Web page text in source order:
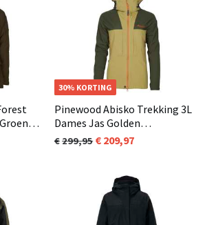
NIEUW
30% KORTING
Pinewood Abisko Trekking 3L
Dames Jas Golden
Hay/Mosgreen (758)
299,95 209,97